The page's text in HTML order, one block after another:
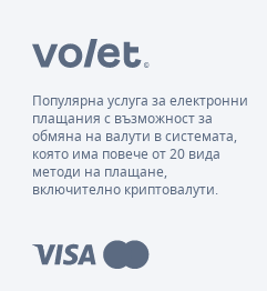
Популярна услуга за електронни
плащания с възможност за
обмяна на валути в системата,
която има повече от 20 вида
методи на плащане,
включително криптовалути.